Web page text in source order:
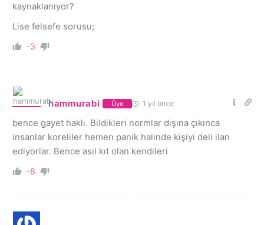
kaynaklanıyor?
Lise felsefe sorusu;
-3
hammurabi Üye 1 yıl önce
bence gayet haklı. Bildikleri normlar dışına çıkınca
insanlar koreliler hemen panik halinde kişiyi deli ilan
ediyorlar. Bence asıl kıt olan kendileri
-8